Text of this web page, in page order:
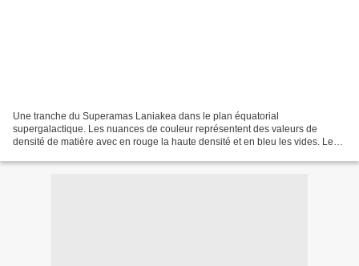
Une tranche du Superamas Laniakea dans le plan équatorial
supergalactique. Les nuances de couleur représentent des valeurs de
densité de matière avec en rouge la haute densité et en bleu les vides. Les